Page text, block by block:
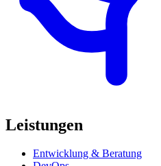
Leistungen
Entwicklung & Beratung